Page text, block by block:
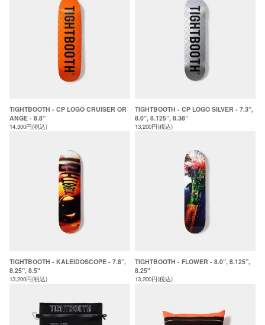
TIGHTBOOTH - CP LOGO CRUISER OR
ANGE - 8.8”
14,300円(税込)
TIGHTBOOTH - CP LOGO SILVER - 7.3”,
8.0”, 8.125”, 8.38”
13,200円(税込)
TIGHTBOOTH - KALEIDOSCOPE - 7.8”,
8.25”, 8.5"
13,200円(税込)
TIGHTBOOTH - FLOWER - 8.0”, 8.125”,
8.25"
13,200円(税込)